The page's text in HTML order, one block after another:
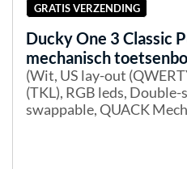
GRATIS VERZENDING
DuckyOne 3 Classic
mechanisch
(Wit, US lay-out
(TKL), RGB leds,
swappable, QUACK